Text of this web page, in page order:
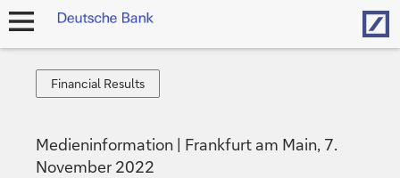
Navigation
Financial
Results
Financial Results
Medieninformation Frankfurt am Main, 7.
November 2022